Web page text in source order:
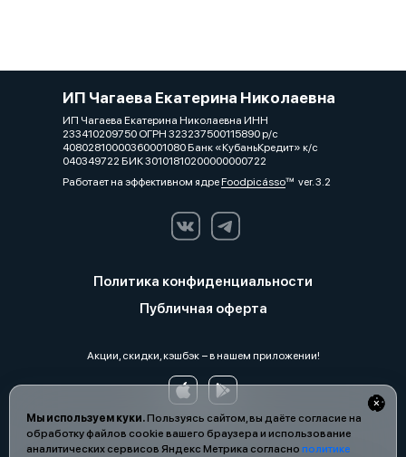
Мы используем куки.Пользуясь сайтом, вы даёте согласие на
обработку файлов cookie вашего браузера и использование
аналитических сервисов Яндекс Метрика согласно политике
ИП Чагаева Екатерина Николаевна
ИП Чагаева Екатерина Николаевна ИНН
233410209750 ОГРН 323237500115890 р/с
40802810000360001080 Банк «КубаньКредит» к/с
040349722 БИК 30101810200000000722
Работает на эффективном ядреFoodpicássover. 3.2
Политика конфиденциальности
Публичная оферта
Акции, скидки, кэшбэк − в нашем приложении!